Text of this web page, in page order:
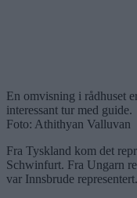
En omvisning i rådhuset
interessant tur med guide.
Foto: Athithyan Valluvan
Fra Tyskland kom det
Schwinfurt. Fra Ungarn
var Innsbrude representert.